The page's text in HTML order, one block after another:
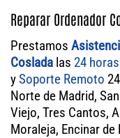
Reparar Ordenador
Prestamos
Coslada las 24 horas
ySoporte Remoto
Norte de Madrid,
Viejo, Tres Cantos,
Moraleja, Encinar